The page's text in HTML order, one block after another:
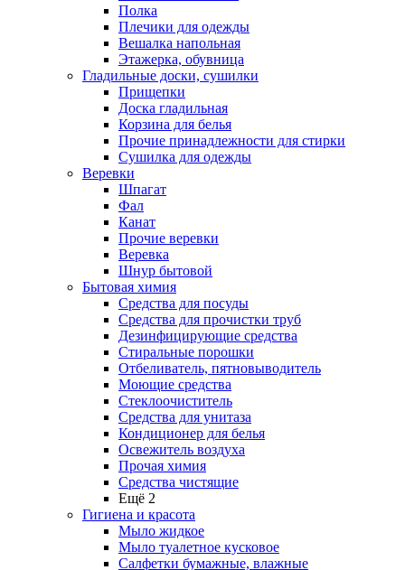
Полка
Плечики для одежды
Вешалка напольная
Этажерка, обувница
Гладильные доски, сушилки
Прищепки
Доска гладильная
Корзина для белья
Прочие принадлежности для стирки
Сушилка для одежды
Веревки
Шпагат
Фал
Канат
Прочие веревки
Веревка
Шнур бытовой
Бытовая химия
Средства для посуды
Средства для прочистки труб
Дезинфицирующие средства
Стиральные порошки
Отбеливатель, пятновыводитель
Моющие средства
Стеклоочиститель
Средства для унитаза
Кондиционер для белья
Освежитель воздуха
Прочая химия
Средства чистящие
Ещё 2
Гигиена и красота
Мыло жидкое
Мыло туалетное кусковое
Салфетки бумажные, влажные